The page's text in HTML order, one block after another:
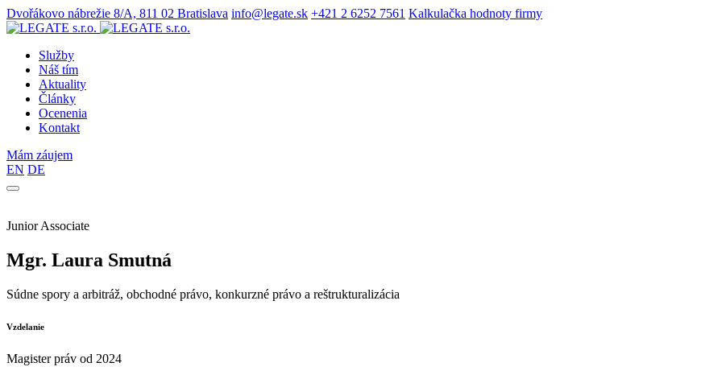
Dvořákovo nábrežie 8/A, 811 02 Bratislava info@legate.sk +421 2 6252 7561 Kalkulačka hodnoty firmy
Služby
Náš tím
Aktuality
Články
Ocenenia
Kontakt
Mám záujem
EN DE
Junior Associate
Mgr. Laura Smutná
Súdne spory a arbitráž, obchodné právo, konkurzné právo a reštrukturalizácia
Vzdelanie
Magister práv od 2024